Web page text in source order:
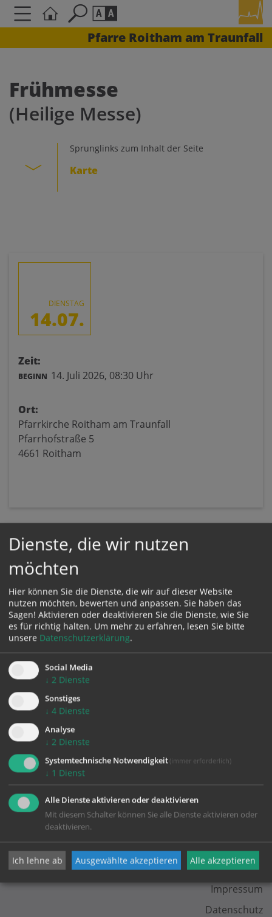
Pfarre Roitham am Traunfall
Schriftgröße
A A A
Kontrasteinstellungen
A
Frühmesse
(Heilige Messe)
Sprunglinks zum Inhalt der Seite
Karte
DIENSTAG
14.07.
Zeit:
BEGINN 14. Juli 2026, 08:30 Uhr
Ort:
Pfarrkirche Roitham am Traunfall
Pfarrhofstraße 5
4661 Roitham
Karte:
Zustimmung erforderlich!
KONTAKT
Impressum
Datenschutz
Dienste, die wir nutzen
möchten
Hier können Sie die Dienste, die wir auf dieser Website
nutzen möchten, bewerten und anpassen. Sie haben das
Sagen! Aktivieren oder deaktivieren Sie die Dienste, wie Sie
es für richtig halten. Um mehr zu erfahren, lesen Sie bitte
unsere Datenschutzerklärung.
Social Media
↓ 2 Dienste
Sonstiges
↓ 4 Dienste
Analyse
↓ 2 Dienste
Systemtechnische Notwendigkeit (immer erforderlich)
↓ 1 Dienst
Alle Dienste aktivieren oder deaktivieren
Mit diesem Schalter können Sie alle Dienste aktivieren oder
deaktivieren.
Ich lehne ab Ausgewählte akzeptieren Alle akzeptieren